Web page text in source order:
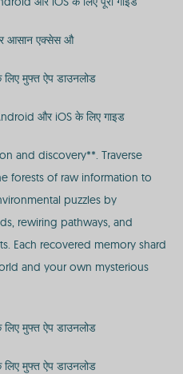
आसान एक्सेस औ
मुफ्त ऐप डाउनलोड
और iOS के लिए गाइड
and discovery**. Traverse
forests of raw information to
puzzles by
rewiring pathways, and
Each recovered memory shard
and your own mysterious
मुफ्त ऐप डाउनलोड
मुफ्त ऐप डाउनलोड